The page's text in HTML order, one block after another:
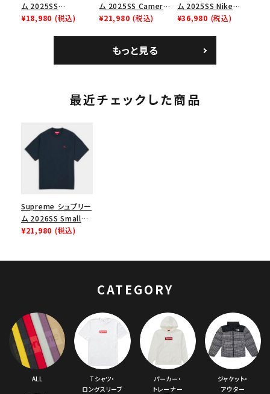
ム 2025SS
Homerun Tee ホー
¥18,980 (税込)
ム 2025SS Camera
Bag + Mini Pouch
¥21,980 (税込)
ム 2025SS Nike
Leather Shoulder
¥36,980 (税込)
もっと見る
最近チェックした商品
Supreme シュプリー
ム 2026SS Small
Box Tee スモールボ
¥21,980 (税込)
CATEGORY
ALL
Tシャツ・
ロングスリーブ
パーカー・
トレーナー
ジャケット・
アウター